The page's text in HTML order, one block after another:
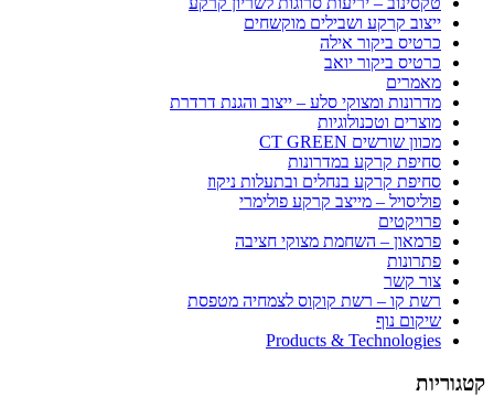
ייצוב קרקע ושבילים מוקשחים
כרטיס ביקור אילה
כרטיס ביקור יואב
מאמרים
מדרונות ומצוקי סלע – ייצוב והגנת דרדרת
מוצרים וטכנולוגיות
מכוון שורשים CT GREEN
סחיפת קרקע במדרונות
סחיפת קרקע בנחלים ובתעלות ניקוז
פוליסויל – מייצב קרקע פולימרי
פרויקטים
פרמאון – השחמת מצוקי חציבה
פתרונות
צור קשר
רשת קו – רשת קוקוס לצמחיה מטפסת
שיקום נוף
Products & Technologies
קטגוריות